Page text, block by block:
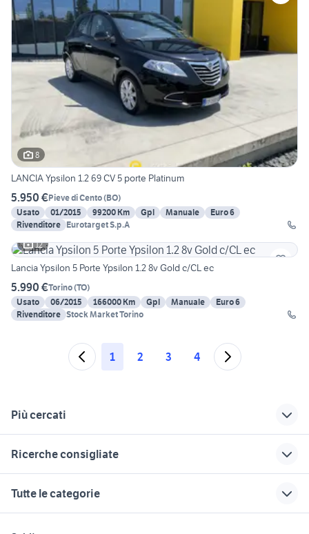
8
LANCIA Ypsilon 1.2 69 CV 5 porte Platinum
5.950 €Pieve di Cento(BO)
Usato
01/2015 99200 Km Gpl Manuale
Euro 6
Rivenditore Eurotarget S.p.A
12
Lancia Ypsilon 5 Porte Ypsilon 1.2 8v Gold c/CL ec
5.990 €Torino(TO)
Usato
06/2015 166000 Km Gpl Manuale
Euro 6
Rivenditore Stock Market Torino
1 2 3 4
Più cercati
lancia y 3 serie auto
lancia thema in
lombardia
auto usate
Ricerche consigliate
fiat punto gpl
Tutte le categorie